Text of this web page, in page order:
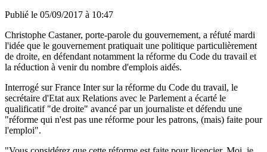
Publié le 05/09/2017 à 10:47
Christophe Castaner, porte-parole du gouvernement, a réfuté mardi
l'idée que le gouvernement pratiquait une politique particulièrement
de droite, en défendant notamment la réforme du Code du travail et
la réduction à venir du nombre d'emplois aidés.
Interrogé sur France Inter sur la réforme du Code du travail, le
secrétaire d'Etat aux Relations avec le Parlement a écarté le
qualificatif "de droite" avancé par un journaliste et défendu une
"réforme qui n'est pas une réforme pour les patrons, (mais) faite pour
l'emploi".